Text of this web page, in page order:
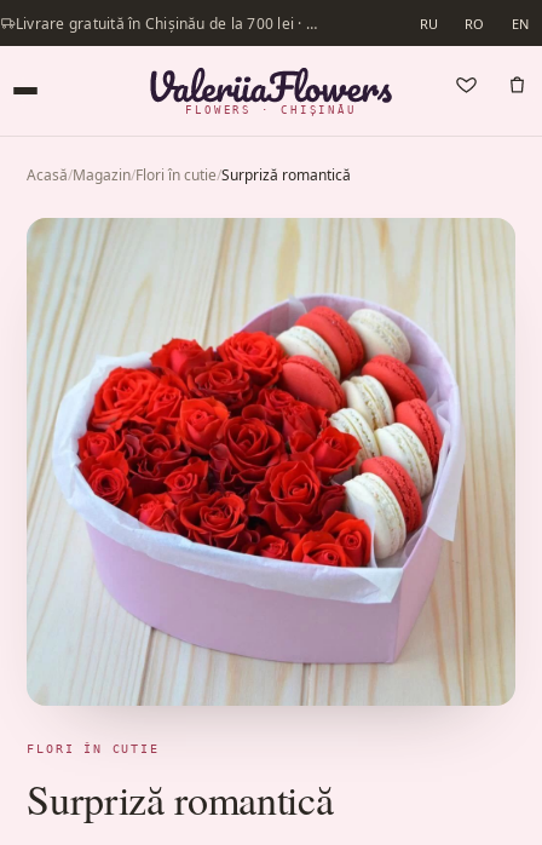
Livrare gratuită în Chișinău de la 700 lei · Livrăm în aceeași zi RU RO EN
FLOWERS · CHIȘINĂU
Acasă/Magazin/Flori în cutie/Surpriză romantică
FLORI ÎN CUTIE
Surpriză romantică